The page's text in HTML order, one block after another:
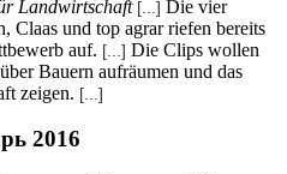
Landwirtschaft [...] Die vier
Claas und top agrar riefen bereits
auf. [...] Die Clips wollen
Bauern aufräumen und das
zeigen. [...]
2016